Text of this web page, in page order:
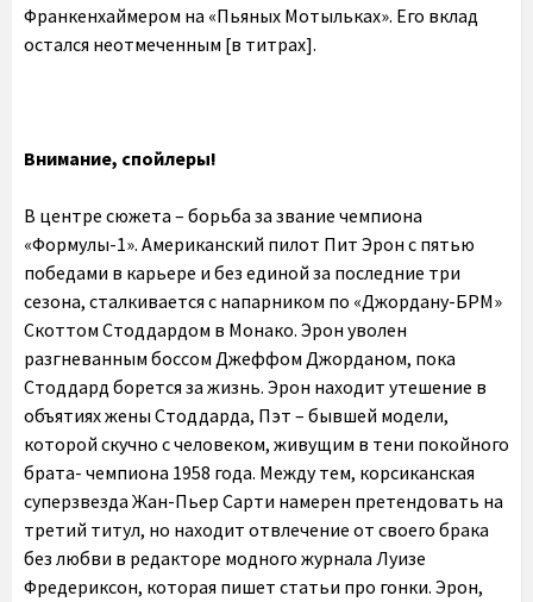
Франкенхаймером на «Пьяных Мотыльках». Его вклад
остался неотмеченным [в титрах].
Внимание, спойлеры!
В центре сюжета – борьба за звание чемпиона
«Формулы-1». Американский пилот Пит Эрон с пятью
победами в карьере и без единой за последние три
сезона, сталкивается с напарником по «Джордану-БРМ»
Скоттом Стоддардом в Монако. Эрон уволен
разгневанным боссом Джеффом Джорданом, пока
Стоддард борется за жизнь. Эрон находит утешение в
объятиях жены Стоддарда, Пэт – бывшей модели,
которой скучно с человеком, живущим в тени покойного
брата- чемпиона 1958 года. Между тем, корсиканская
суперзвезда Жан-Пьер Сарти намерен претендовать на
третий титул, но находит отвлечение от своего брака
без любви в редакторе модного журнала Луизе
Фредериксон, которая пишет статьи про гонки. Эрон,